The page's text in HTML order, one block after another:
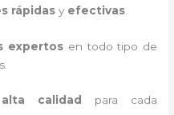
rápidas y efectivas
expertos en todo tipo de
calidad
para cada